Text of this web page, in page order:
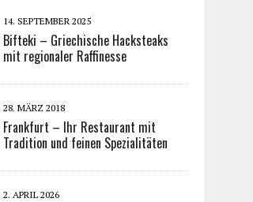
14. SEPTEMBER 2025
Bifteki – Griechische Hacksteaks
mit regionaler Raffinesse
28. MÄRZ 2018
Frankfurt – Ihr Restaurant mit
Tradition und feinen Spezialitäten
2. APRIL 2026